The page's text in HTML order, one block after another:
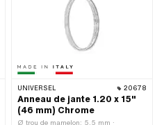
UNIVERSEL 20678
Anneau de jante 1.20 x 15"
(46 mm) Chrome
Ø trou de mamelon: 5.5 mm ·